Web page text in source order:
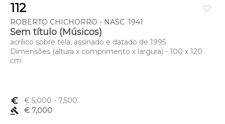
favorite_border
112
ROBERTO CHICHORRO - NASC. 1941
Sem título (Músicos)
acrílico sobre tela, assinado e datado de 1995
Dimensões (altura x comprimento x largura) - 100 x 120
cm
euro_symbol € 5,000 - 7,500
gavel
€ 7,000